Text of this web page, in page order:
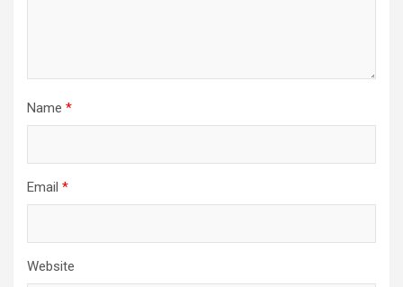
Name *
Email *
Website